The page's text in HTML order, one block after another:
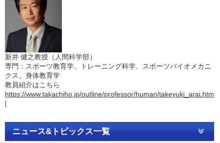
ニュース&トピックス一覧
新井 健之教授（ 人間科学部）
専門：スポーツ教育学、トレーニング科学、スポーツバイオメカニ
クス、身体教育学
教員紹介はこちら
https://www.takachiho.jp/outline/professor/human/takeyuki_arai.htm
l